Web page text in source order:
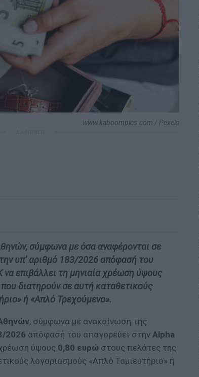
www.kaboompics.com / Pexels
σύμφωνα με όσα αναφέρονται σε
υπ’ αριθμό 183/2026 απόφασή του
να επιβάλλει τη μηνιαία χρέωση ύψους
διατηρούν σε αυτή καταθετικούς
ή «Απλό Τρεχούμενο».
, σύμφωνα με ανακοίνωση της
2026 απόφασή του απαγορεύει στην Alpha
ύψους 0,80 ευρώ στους πελάτες της
λογαριασμούς «Απλό Ταμιευτήριο» ή